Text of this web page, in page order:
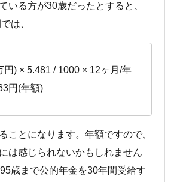
いる方が30歳だったとすると、
は、
円) × 5.481 / 1000 × 12ヶ月/年
円(年額)
ことになります。年額ですので、
は感じられないかもしれません
歳まで公的年金を30年間受給す